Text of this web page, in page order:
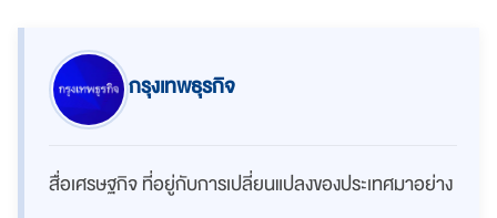
กรุงเทพธุรกิจ
สื่อเศรษฐกิจ ที่อยู่กับการเปลี่ยนแปลงของประเทศมาอย่าง